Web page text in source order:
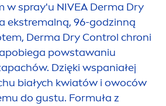
w spray'u NIVEA Derma Dry
ekstremalną, 96-godzinną
Derma Dry Control chroni
powstawaniu
Dzięki wspaniałej
białych kwiatów i owoców
do gustu. Formuła z